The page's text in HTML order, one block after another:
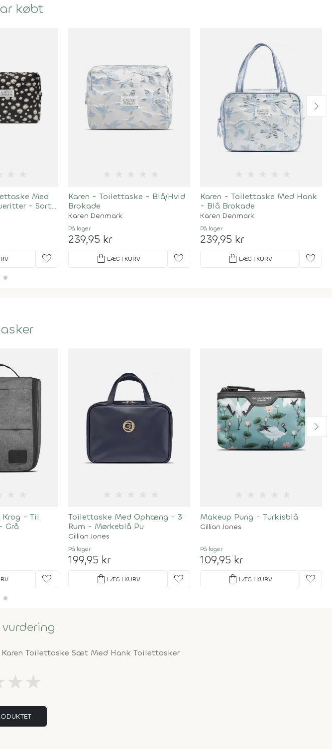
købt
Med
- Sort -
favorite
Karen - Toilettaske - Blå/Hvid
Brokade
Karen Denmark
På lager
239,95 kr
shopping_bag LÆG I KURV favorite
Karen - Toilettaske Med Hank
- Blå Brokade
Karen Denmark
På lager
239,95 kr
shopping_bag LÆG I KURV favorite
- Til
Grå
favorite
Toilettaske Med Ophæng - 3
Rum - Mørkeblå Pu
Gillian Jones
På lager
199,95 kr
shopping_bag LÆG I KURV favorite
Makeup Pung - Turkisblå
Gillian Jones
På lager
109,95 kr
shopping_bag LÆG I KURV favorite
Toilettaske Sæt Med Hank Toilettasker
★★